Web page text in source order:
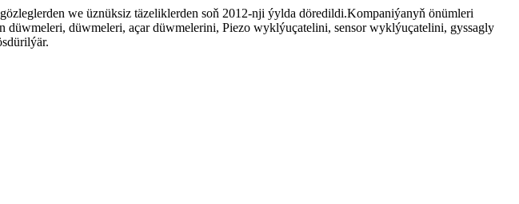
we üznüksiz täzeliklerden soň 2012-nji ýylda döredildi.Kompaniýanyň önümleri
düwmeleri, açar düwmelerini, Piezo wyklýuçatelini, sensor wyklýuçatelini, gyssagly